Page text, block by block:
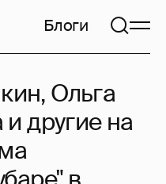
Блоги
Ольга
и другие на